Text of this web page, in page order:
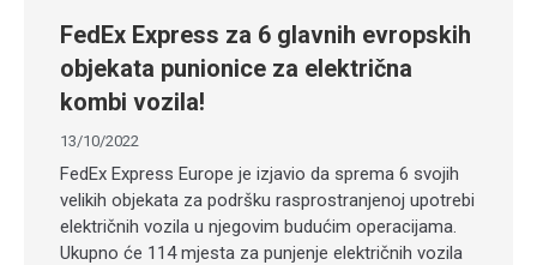
FedEx Express za 6 glavnih evropskih
objekata punionice za električna
kombi vozila!
13/10/2022
FedEx Express Europe je izjavio da sprema 6 svojih
velikih objekata za podršku rasprostranjenoj upotrebi
električnih vozila u njegovim budućim operacijama.
Ukupno će 114 mjesta za punjenje električnih vozila